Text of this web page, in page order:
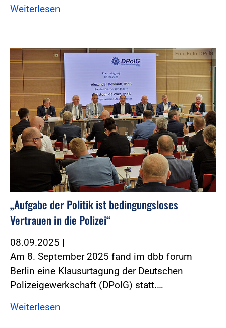
Weiterlesen
Foto:Foto: DPolG
„Aufgabe der Politik ist bedingungsloses
Vertrauen in die Polizei“
08.09.2025 |
Am 8. September 2025 fand im dbb forum
Berlin eine Klausurtagung der Deutschen
Polizeigewerkschaft (DPolG) statt.…
Weiterlesen